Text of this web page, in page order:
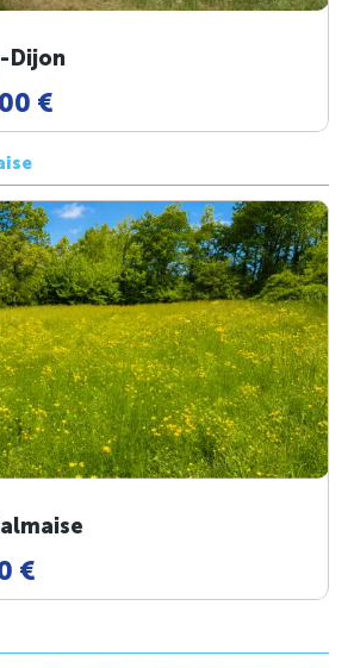
Dijon
€
€